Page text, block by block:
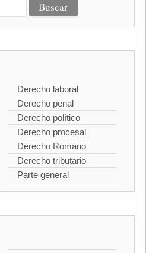
Derecho laboral
Derecho penal
Derecho político
Derecho procesal
Derecho Romano
Derecho tributario
Parte general